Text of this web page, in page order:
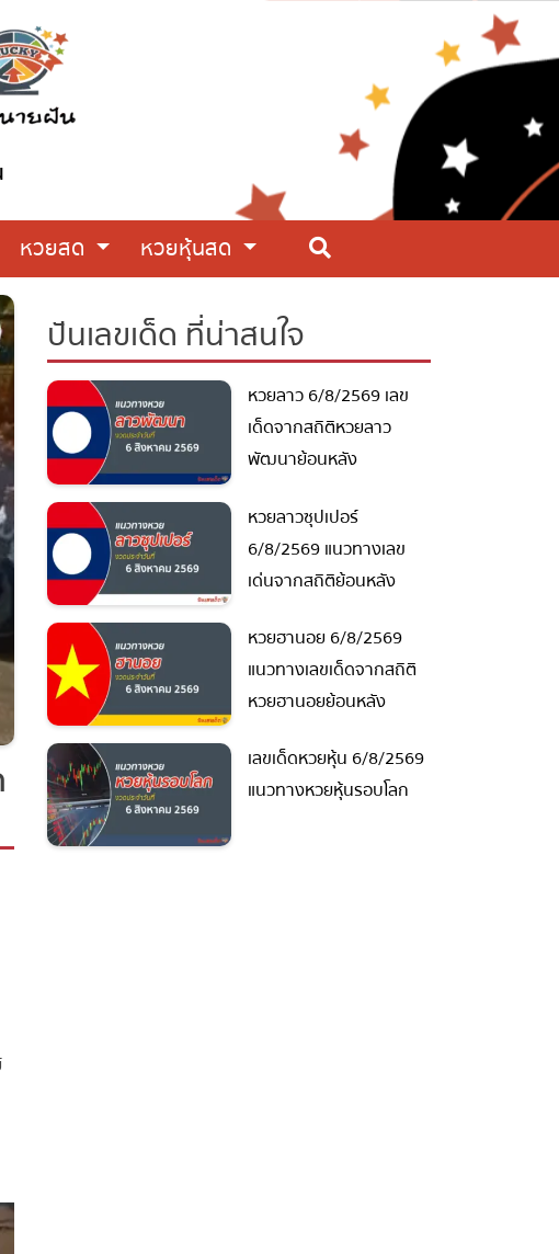
หวยสด หวยหุ้นสด
ปันเลขเด็ด ที่น่าสนใจ
หวยลาว 6/8/2569 เลข
เด็ดจากสถิติหวยลาว
พัฒนาย้อนหลัง
หวยลาวซุปเปอร์
6/8/2569 แนวทางเลข
เด่นจากสถิติย้อนหลัง
หวยฮานอย 6/8/2569
แนวทางเลขเด็ดจากสถิติ
หวยฮานอยย้อนหลัง
เลขเด็ดหวยหุ้น 6/8/2569
แนวทางหวยหุ้นรอบโลก